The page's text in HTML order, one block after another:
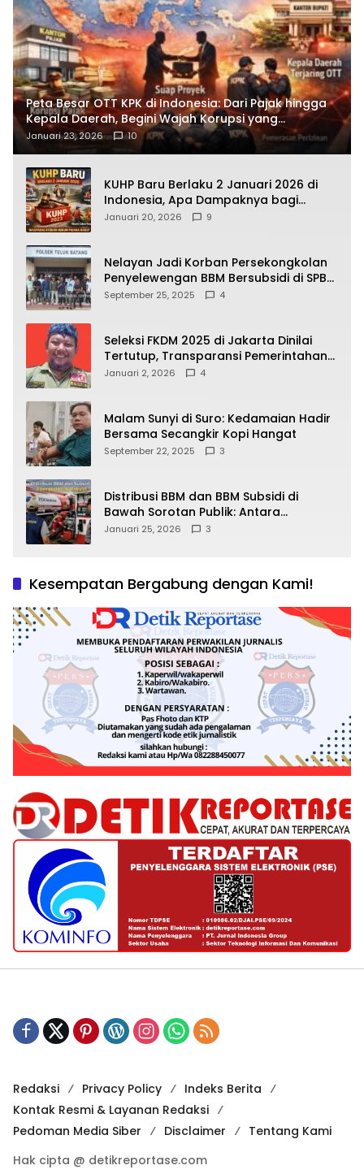
Peta Besar OTT KPK di Indonesia: Dari Pajak hingga
Kepala Daerah, Begini Wajah Korupsi yang
Terbongkar
Januari 23, 2026 10
KUHP Baru Berlaku 2 Januari 2026 di
Indonesia, Apa Dampaknya bagi
Kehidupan Warga? Ini Aturan Kunci
Januari 20, 2026 9
Nelayan Jadi Korban Persekongkolan
Penyelewengan BBM Bersubsidi di SPBU
64.78809 Teluk Batang
September 25, 2025 4
Seleksi FKDM 2025 di Jakarta Dinilai
Tertutup, Transparansi Pemerintahan
Pramono–Rano Dipertanyakan
Januari 2, 2026 4
Malam Sunyi di Suro: Kedamaian Hadir
Bersama Secangkir Kopi Hangat
September 22, 2025 3
Distribusi BBM dan BBM Subsidi di
Bawah Sorotan Publik: Antara
Kepentingan Negara, Hak Konsumen,
Januari 25, 2026 3
Kesempatan Bergabung dengan Kami!
Redaksi Privacy Policy
Indeks Berita
Kontak Resmi & Layanan Redaksi
Pedoman Media Siber
Disclaimer
Tentang Kami
Hak cipta @ detikreportase.com